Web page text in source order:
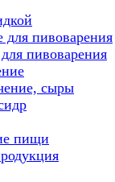
для пивоварения
пивоварения
сыры
пищи